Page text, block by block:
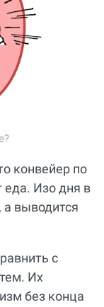
конвейер по
еда. Изо дня в
а выводится
с
Их
без конца